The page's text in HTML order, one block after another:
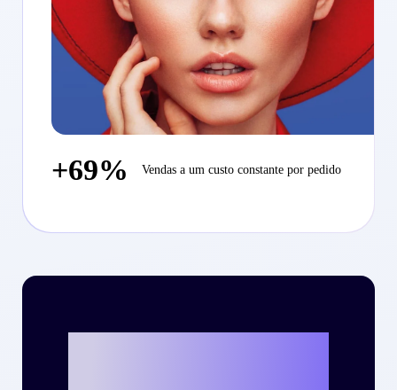
+69% Vendas a um custo constante por pedido